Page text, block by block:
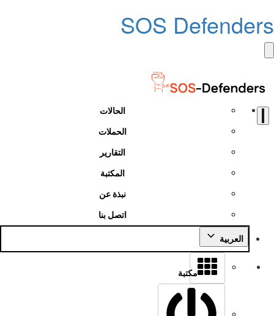
SOS
الحالات
الحملات
التقارير
المكتبة
نبذة عن
اتصل بنا
العربية
مكتبة